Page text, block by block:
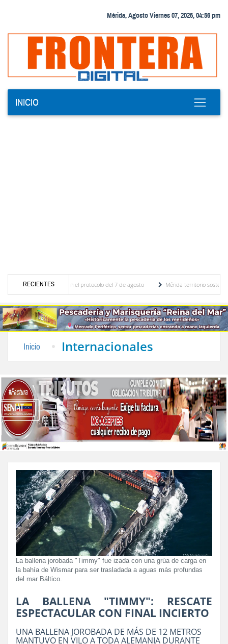
Mérida, Agosto Viernes 07, 2026, 04:56 pm
INICIO
RECIENTES
en el protocolo del 7 de agosto
Mérida territorio sostenible: Una
Inicio Internacionales
La ballena jorobada "Timmy" fue izada con una grúa de carga en
la bahía de Wismar para ser trasladada a aguas más profundas
del mar Báltico.
LA BALLENA "TIMMY": RESCATE
ESPECTACULAR CON FINAL INCIERTO
UNA BALLENA JOROBADA DE MÁS DE 12 METROS
MANTUVO EN VILO A TODA ALEMANIA DURANTE